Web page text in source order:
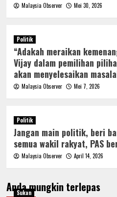
Malaysia Observer Mei 30, 2026
Politik
“Adakah meraikan
Vijay dalam pemilihan
akan menyelesaikan
Malaysia Observer Mei 7, 2026
Politik
Jangan main politik, beri
semua wakil rakyat, PAS
Malaysia Observer April 14, 2026
Anda mungkin terlepas
Sukan